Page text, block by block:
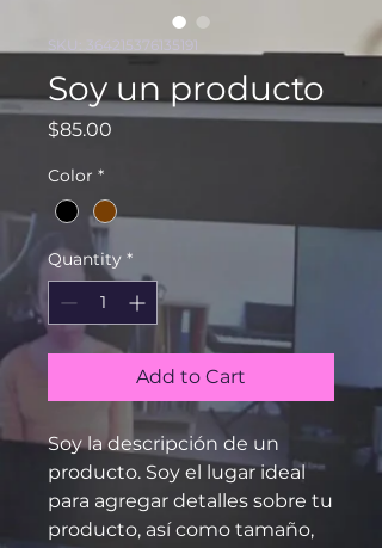
SKU: 364215376135191
Soy un producto
$85.00
Color *
Quantity *
Add to Cart
Soy la descripción de un
producto. Soy el lugar ideal
para agregar detalles sobre tu
producto, así como tamaño,